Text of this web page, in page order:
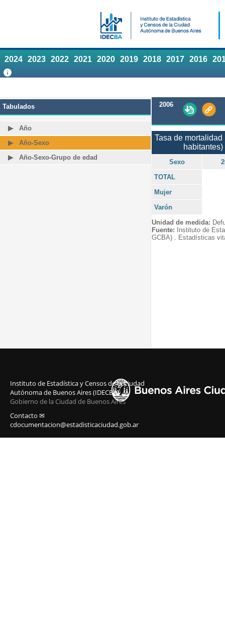
2024 2023 2022 2021 2020 2019 2018 2017 2016
Tabulados
Año
Año-Sexo
Año-Sexo-Grupo de edad
2006
Tasa de mortalidad
habitantes)
Sexo
TOTAL
Mujer
Varón
Unidad de medida:
Fuente: Instituto de
GCBA) . Estadísticas
Instituto de Estadística y Censos de la Ciudad
Autónoma de Buenos Aires (IDECBA)
Gobierno de la Ciudad de Buenos Aires
Contacto ✉
cdocumentacion@estadisticaciudad.gob.ar